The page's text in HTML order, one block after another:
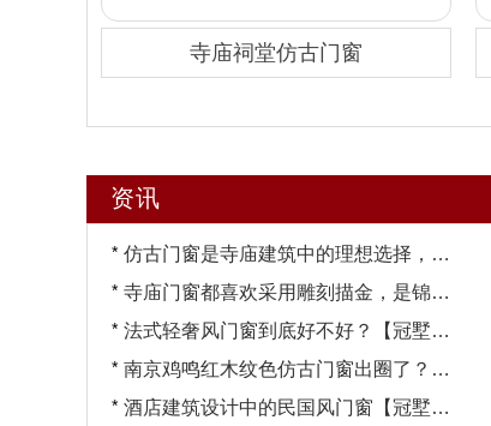
寺庙祠堂仿古门窗
资讯
* 仿古门窗是寺庙建筑中的理想选择，换一次用终生【冠墅阳光】
* 寺庙门窗都喜欢采用雕刻描金，是锦上添花吗？【冠墅阳光】
* 法式轻奢风门窗到底好不好？【冠墅阳光】
* 南京鸡鸣红木纹色仿古门窗出圈了？【冠墅阳光】
* 酒店建筑设计中的民国风门窗【冠墅阳光】